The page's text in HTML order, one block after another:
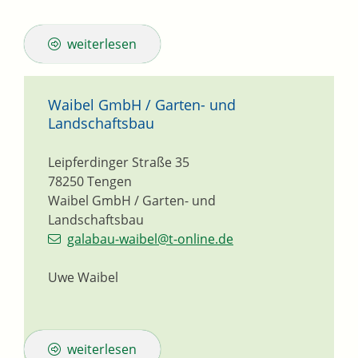
weiterlesen
Waibel GmbH / Garten- und
Landschaftsbau
Waibel GmbH / Garten- und
Landschaftsbau
Leipferdinger Straße 35
78250Tengen
galabau-waibel@t-online.de
Uwe Waibel
weiterlesen